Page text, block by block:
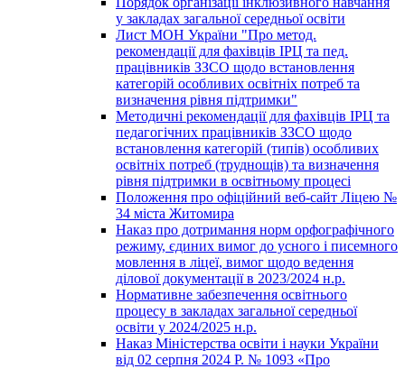
у закладах загальної середньої освіти
Лист МОН України "Про метод.
рекомендації для фахівців ІРЦ та пед.
працівників ЗЗСО щодо встановлення
категорій особливих освітніх потреб та
визначення рівня підтримки"
Методичні рекомендації для фахівців ІРЦ та
педагогічних працівників ЗЗСО щодо
встановлення категорій (типів) особливих
освітніх потреб (труднощів) та визначення
рівня підтримки в освітньому процесі
Положення про офіційний веб-сайт Ліцею №
34 міста Житомира
Наказ про дотримання норм орфографічного
режиму, єдиних вимог до усного і писемного
мовлення в ліцеї, вимог щодо ведення
ділової документації в 2023/2024 н.р.
Нормативне забезпечення освітнього
процесу в закладах загальної середньої
освіти у 2024/2025 н.р.
Наказ Міністерства освіти і науки України
від 02 серпня 2024 Р. № 1093 «Про